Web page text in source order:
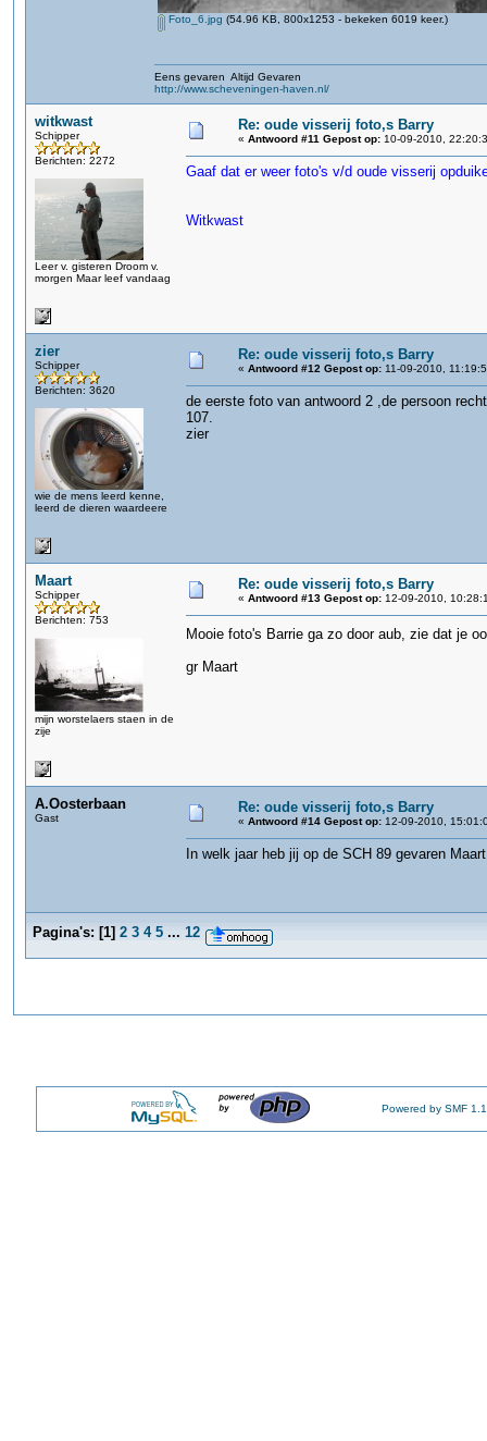
Foto_6.jpg (54.96 KB, 800x1253 - bekeken 6019 keer.)
Eens gevaren Altijd Gevaren
http://www.scheveningen-haven.nl/
witkwast
Schipper
Berichten: 2272
Leer v. gisteren Droom v.
morgen Maar leef vandaag
Re: oude visserij foto,s Barry
« Antwoord #11 Gepost op: 10-09-2010,
Gaaf dat er weer foto's v/d oude visserij
Witkwast
zier
Schipper
Berichten: 3620
wie de mens leerd kenne,
leerd de dieren waardeere
Re: oude visserij foto,s Barry
« Antwoord #12 Gepost op: 11-09-2010,
de eerste foto van antwoord 2 ,de persoon
107.
zier
Maart
Schipper
Berichten: 753
mijn worstelaers staen in de
zije
Re: oude visserij foto,s Barry
« Antwoord #13 Gepost op: 12-09-2010,
Mooie foto's Barrie ga zo door aub, zie dat je
gr Maart
A.Oosterbaan
Gast
Re: oude visserij foto,s Barry
« Antwoord #14 Gepost op: 12-09-2010,
In welk jaar heb jij op de SCH 89 gevaren
Pagina's: [1] 2 3 4 5 ... 12
Powered by SMF